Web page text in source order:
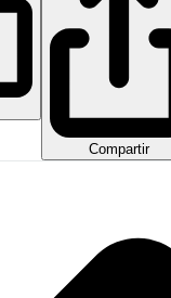
Compartir